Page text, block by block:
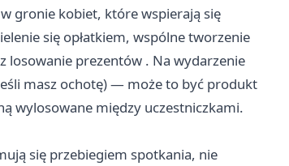
gronie kobiet, które wspierają się
się opłatkiem, wspólne tworzenie
losowanie prezentów . Na wydarzenie
masz ochotę) — może to być produkt
wylosowane między uczestniczkami.
się przebiegiem spotkania, nie